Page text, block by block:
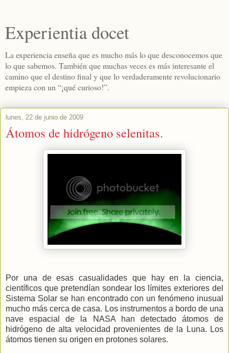
Experientia docet
La experiencia enseña que es mucho más lo que desconocemos que
lo que sabemos. También que muchas veces es más interesante el
camino que el destino final y que lo verdaderamente revolucionario
empieza con un “¡qué curioso!”.
lunes, 22 de junio de 2009
Átomos de hidrógeno selenitas.
Por una de esas casualidades que hay en la ciencia,
científicos que pretendían sondear los límites exteriores del
Sistema Solar se han encontrado con un fenómeno inusual
mucho más cerca de casa. Los instrumentos a bordo de una
nave espacial de
la NASAhan detectado átomos de
hidrógeno de alta velocidad provenientes de la Luna. Los
átomos tienen su origen en protones solares.